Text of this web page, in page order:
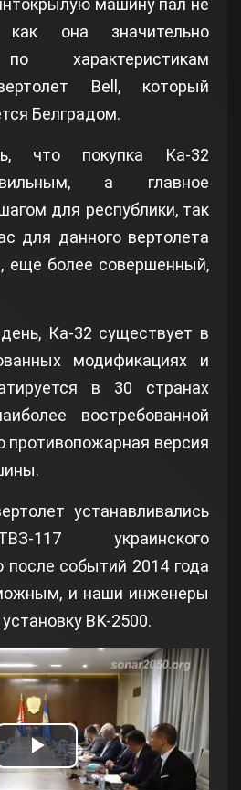
машину пал не
она значительно
характеристикам
Bell, который
Белградом.
что покупка Ка-32
а главное
для республики, так
для данного вертолета
еще более совершенный,
Ка-32 существует в
модификациях и
в 30 странах
востребованной
противопожарная версия
устанавливались
117 украинского
после событий 2014 года
и наши инженеры
ВК-2500.
Play